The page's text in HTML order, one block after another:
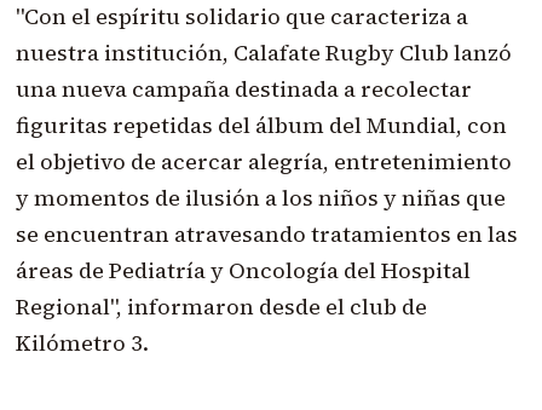
"Con el espíritu solidario que caracteriza a
nuestra institución, Calafate Rugby Club lanzó
una nueva campaña destinada a recolectar
figuritas repetidas del álbum del Mundial, con
el objetivo de acercar alegría, entretenimiento
y momentos de ilusión a los niños y niñas que
se encuentran atravesando tratamientos en las
áreas de Pediatría y Oncología del Hospital
Regional", informaron desde el club de
Kilómetro 3.